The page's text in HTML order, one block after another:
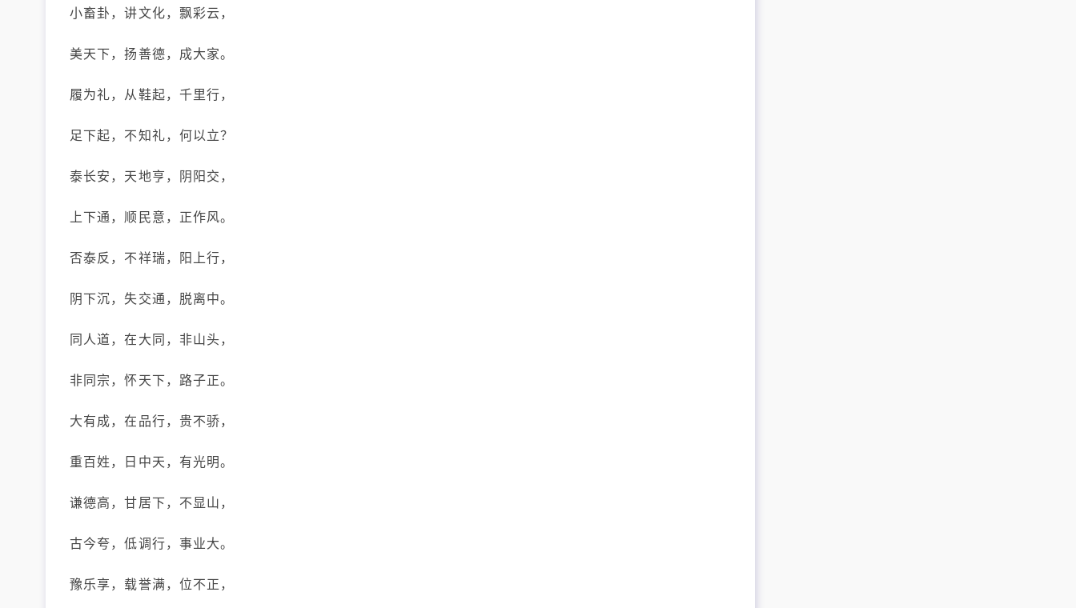
小畜卦，讲文化，飘彩云，
美天下，扬善德，成大家。
履为礼，从鞋起，千里行，
足下起，不知礼，何以立？
泰长安，天地亨，阴阳交，
上下通，顺民意，正作风。
否泰反，不祥瑞，阳上行，
阴下沉，失交通，脱离中。
同人道，在大同，非山头，
非同宗，怀天下，路子正。
大有成，在品行，贵不骄，
重百姓，日中天，有光明。
谦德高，甘居下，不显山，
古今夸，低调行，事业大。
豫乐享，载誉满，位不正，